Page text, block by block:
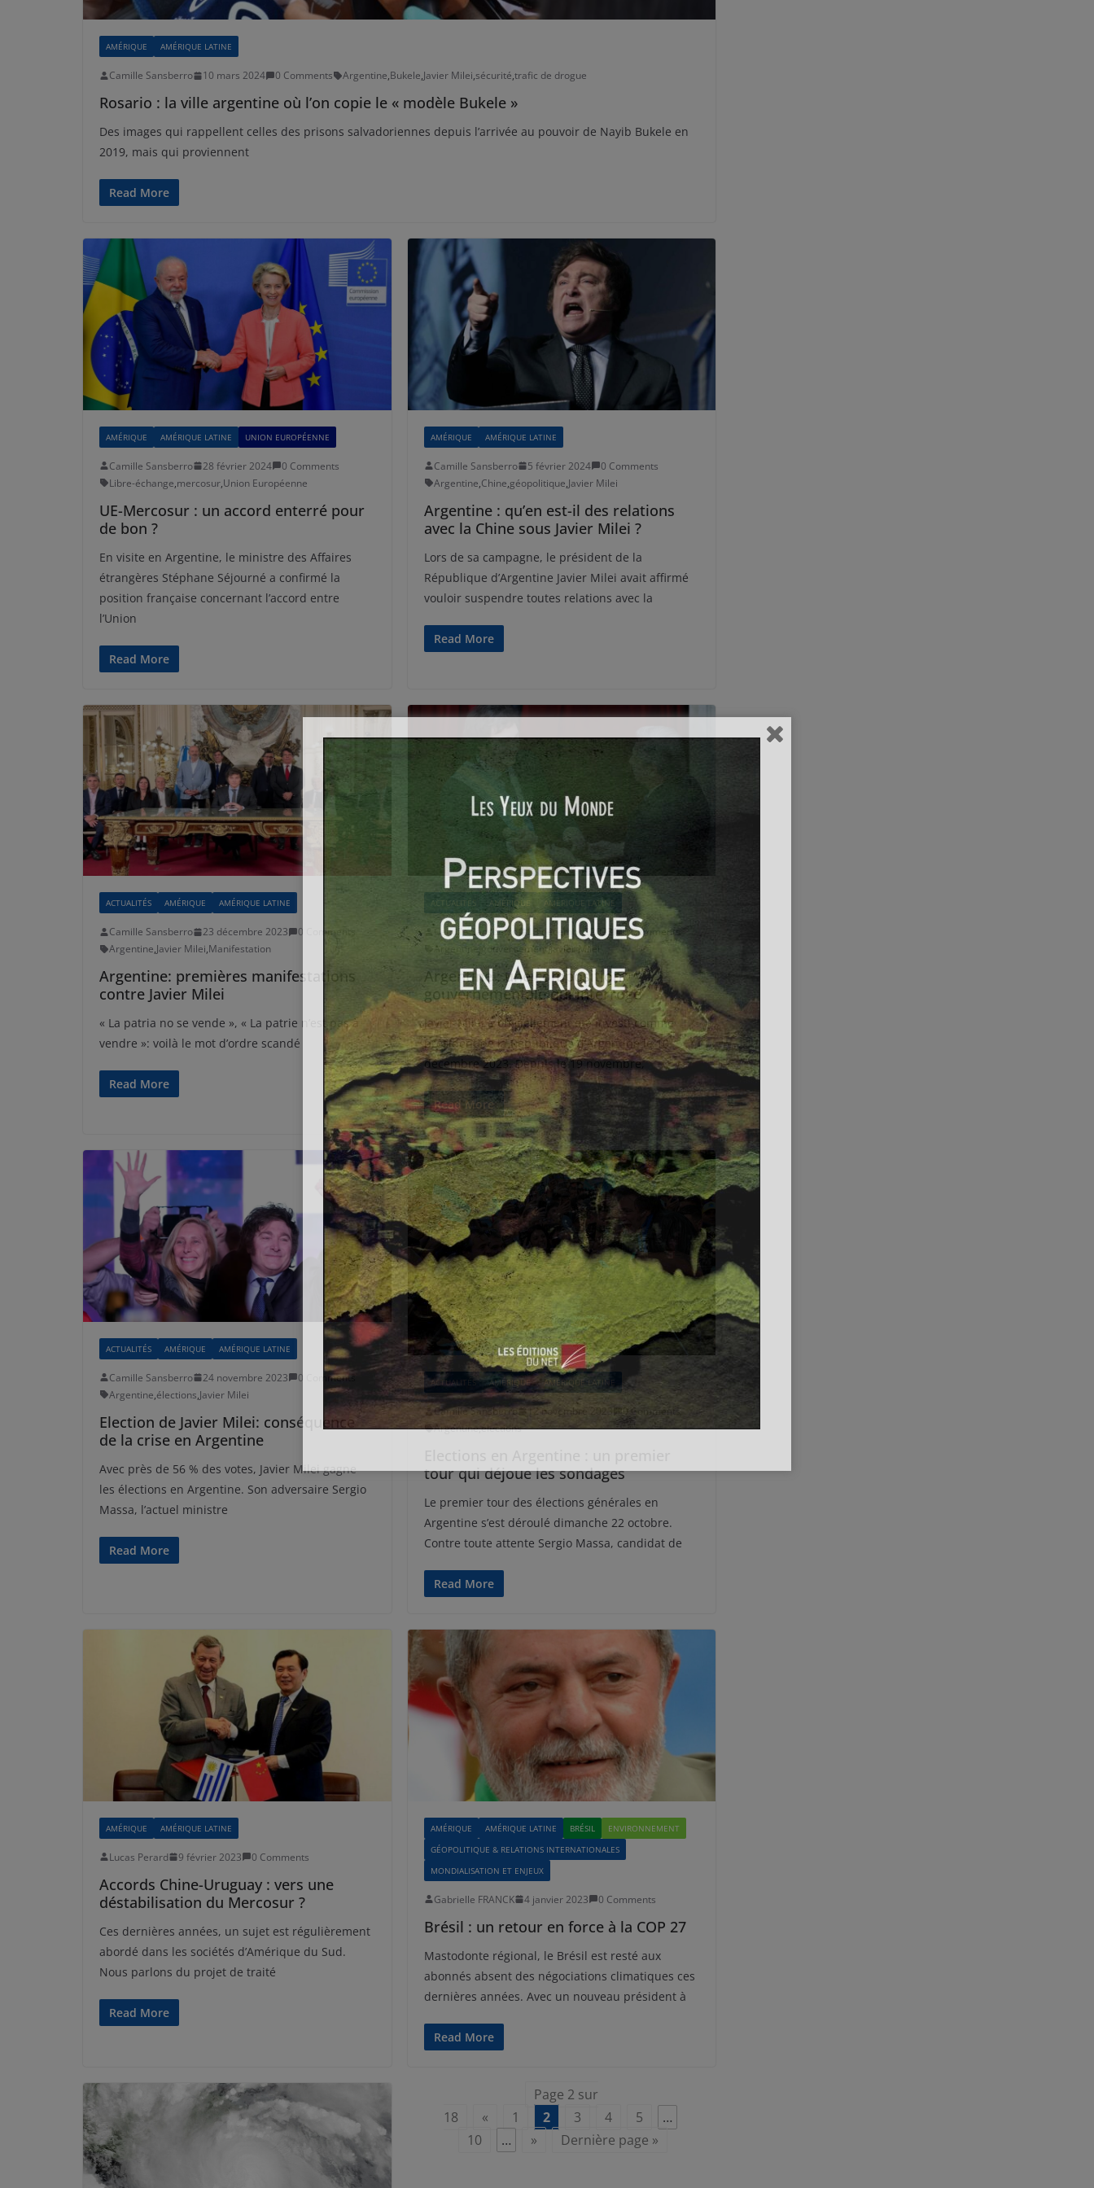
AMÉRIQUE AMÉRIQUE LATINE
Camille Sansberro 10 mars 2024 0 Comments Argentine,Bukele,Javier Milei,sécurité,trafic de drogue
Rosario : la ville argentine où l’on copie le « modèle Bukele »
Des images qui rappellent celles des prisons salvadoriennes depuis l’arrivée au pouvoir de Nayib Bukele en
2019, mais qui proviennent
Read More
AMÉRIQUE AMÉRIQUE LATINE UNION EUROPÉENNE
Camille Sansberro 28 février 2024
0 Comments
Libre-échange,mercosur,Union Européenne
UE-Mercosur : un accord enterré pour
de bon ?
En visite en Argentine, le ministre des Affaires
étrangères Stéphane Séjourné a confirmé la
position française concernant l’accord entre
l’Union
Read More
AMÉRIQUE AMÉRIQUE LATINE
Camille Sansberro 5 février 2024
0 Comments
Argentine,Chine,géopolitique,Javier Milei
Argentine : qu’en est-il des relations
avec la Chine sous Javier Milei ?
Lors de sa campagne, le président de la
République d’Argentine Javier Milei avait affirmé
vouloir suspendre toutes relations avec la
Read More
ACTUALITÉS AMÉRIQUE AMÉRIQUE LATINE
Camille Sansberro 23 décembre 2023
0 Comments
Argentine,Javier Milei,Manifestation
Argentine: premières manifestations
contre Javier Milei
« La patria no se vende », « La patrie n’est pas à
vendre »: voilà le mot d’ordre scandé
Read More
ACTUALITÉS AMÉRIQUE AMÉRIQUE LATINE
Camille Sansberro 13 décembre 2023
0 Comments
Argentine gouvernement,Javier Milei
Argentine : une composition
gouvernementale qui interroge
Javier Milei a officiellement été investi comme
président de la République d’Argentine le 10
décembre 2023. Depuis le 19 novembre,
Read More
ACTUALITÉS AMÉRIQUE AMÉRIQUE LATINE
Camille Sansberro 24 novembre 2023
0 Comments
Argentine,élections,Javier Milei
Election de Javier Milei: conséquence
de la crise en Argentine
Avec près de 56 % des votes, Javier Milei gagne
les élections en Argentine. Son adversaire Sergio
Massa, l’actuel ministre
Read More
ACTUALITÉS AMÉRIQUE AMÉRIQUE LATINE
Camille Sansberro 12 novembre 2023
0 Comments
Argentine,élections
tour qui déjoue les sondages
Le premier tour des élections générales en
Argentine s’est déroulé dimanche 22 octobre.
Contre toute attente Sergio Massa, candidat de
Read More
AMÉRIQUE AMÉRIQUE LATINE
Lucas Perard 9 février 2023 0 Comments
Accords Chine-Uruguay : vers une
déstabilisation du Mercosur ?
Ces dernières années, un sujet est régulièrement
abordé dans les sociétés d’Amérique du Sud.
Nous parlons du projet de traité
Read More
AMÉRIQUE AMÉRIQUE LATINE BRÉSIL
ENVIRONNEMENT
GÉOPOLITIQUE & RELATIONS INTERNATIONALES
MONDIALISATION ET ENJEUX
Gabrielle FRANCK 4 janvier 2023 0 Comments
Brésil : un retour en force à la COP 27
Mastodonte régional, le Brésil est resté aux
abonnés absent des négociations climatiques ces
dernières années. Avec un nouveau président à
Read More
Page 2 sur
18
« 1 2 3 4 5
…
10
… » Dernière page »